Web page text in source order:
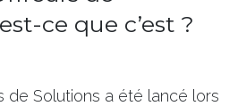
ce que c’est ?
de Solutions a été lancé lors